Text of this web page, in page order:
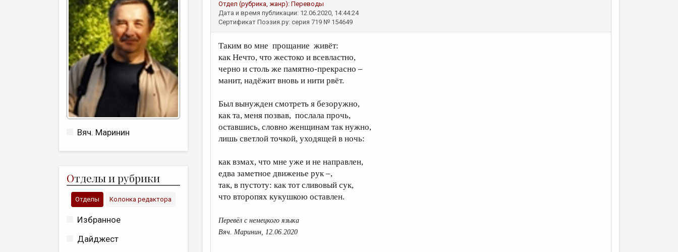
Вяч. Маринин
Отделы и рубрики
Отделы Колонка редактора
Избранное
Дайджест
Отдел (рубрика, жанр): Переводы
Дата и время публикации: 12.06.2020, 14:44:24
Сертификат Поэзия.ру: серия 719 № 154649
Таким во мне прощание живёт:
как Нечто, что жестоко и всевластно,
черно и столь же памятно-прекрасно –
манит, надёжит вновь и нити рвёт.
Был вынужден смотреть я безоружно,
как та, меня позвав, послала прочь,
оставшись, словно женщинам так нужно,
лишь светлой точкой, уходящей в ночь:
как взмах, что мне уже и не направлен,
едва заметное движенье рук –,
так, в пустоту: как тот сливовый сук,
что второпях кукушкою оставлен.
Перевёл с немецкого языка
Вяч. Маринин, 12.06.2020